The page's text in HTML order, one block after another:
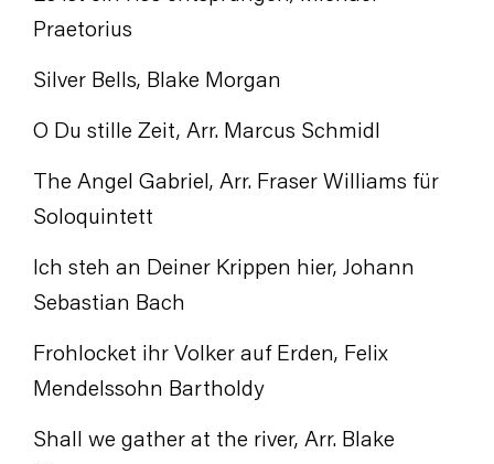
Praetorius
Silver Bells, Blake Morgan
O Du stille Zeit, Arr. Marcus Schmidl
The Angel Gabriel, Arr. Fraser Williams für
Soloquintett
Ich steh an Deiner Krippen hier, Johann
Sebastian Bach
Frohlocket ihr Volker auf Erden, Felix
Mendelssohn Bartholdy
Shall we gather at the river, Arr. Blake